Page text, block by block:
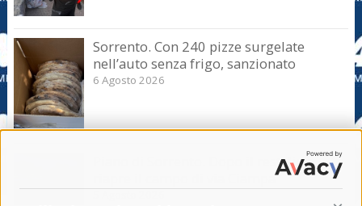
Sorrento. Con 240 pizze surgelate
nell’auto senza frigo, sanzionato
6 Agosto 2026
Piano di Sorrento. Dopo il restyling
riapre il campo di via Ciampa